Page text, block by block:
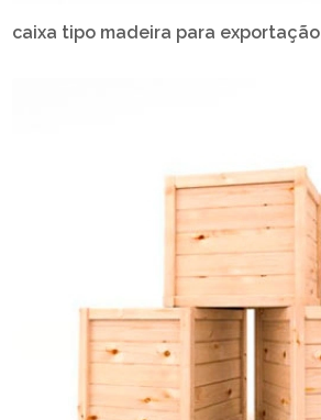
caixa tipo madeira para exportação